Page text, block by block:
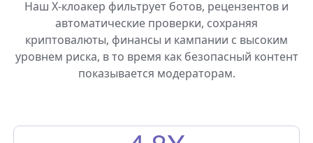
Наш X-клоакер фильтрует ботов, рецензентов и
автоматические проверки, сохраняя
криптовалюты, финансы и кампании с высоким
уровнем риска, в то время как безопасный контент
показывается модераторам.